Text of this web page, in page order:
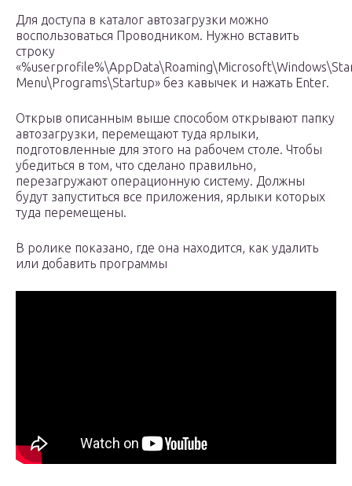
Для доступа в каталог автозагрузки можно
воспользоваться Проводником. Нужно вставить
строку
Menu\Programs\Startup» без кавычек и нажать Enter.
Открыв описанным выше способом открывают папку
автозагрузки, перемещают туда ярлыки,
подготовленные для этого на рабочем столе. Чтобы
убедиться в том, что сделано правильно,
перезагружают операционную систему. Должны
будут запуститься все приложения, ярлыки которых
туда перемещены.
В ролике показано, где она находится, как удалить
или добавить программы